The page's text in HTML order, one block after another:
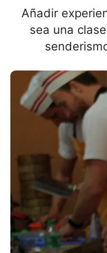
Añadir
sea una